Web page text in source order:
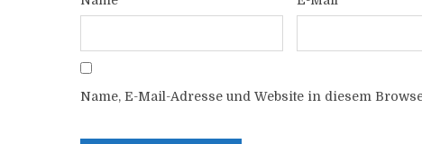
Name, E-Mail-Adresse und Website in diesem